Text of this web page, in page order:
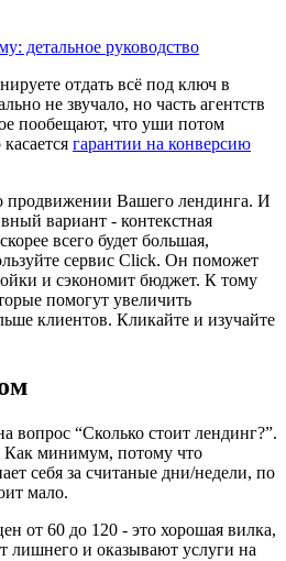
детальное руководство
отдать всё под ключ в
не звучало, но часть агентств
пообещают, что уши потом
гарантии на конверсию
продвижении Вашего лендинга. И
вариант - контекстная
всего будет большая,
сервис Click. Он поможет
и сэкономит бюджет. К тому
помогут увеличить
клиентов. Кликайте и изучайте
вопрос “Сколько стоит лендинг?”.
Как минимум, потому что
себя за считаные дни/недели, по
мало.
от 60 до 120 - это хорошая вилка,
лишнего и оказывают услуги на